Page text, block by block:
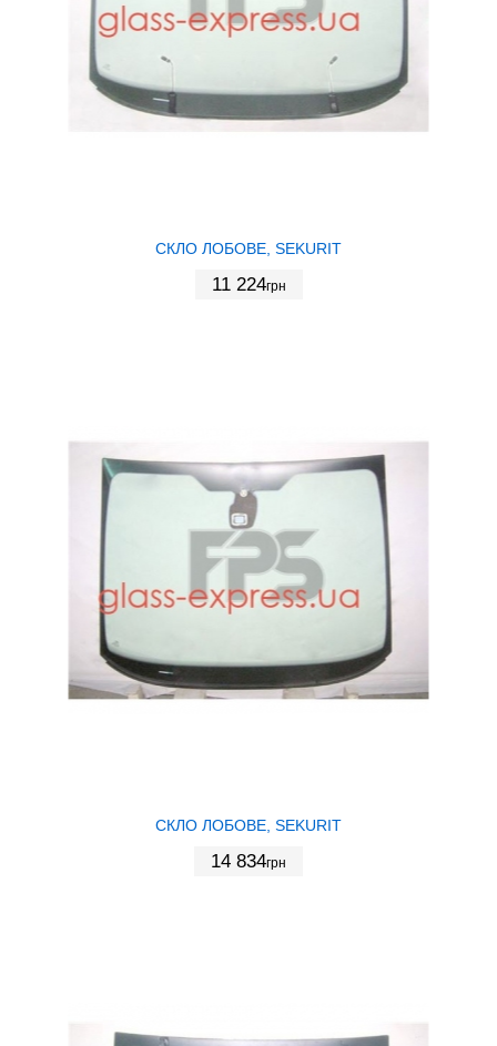
СКЛО ЛОБОВЕ, SEKURIT
11 224грн
СКЛО ЛОБОВЕ, SEKURIT
14 834грн